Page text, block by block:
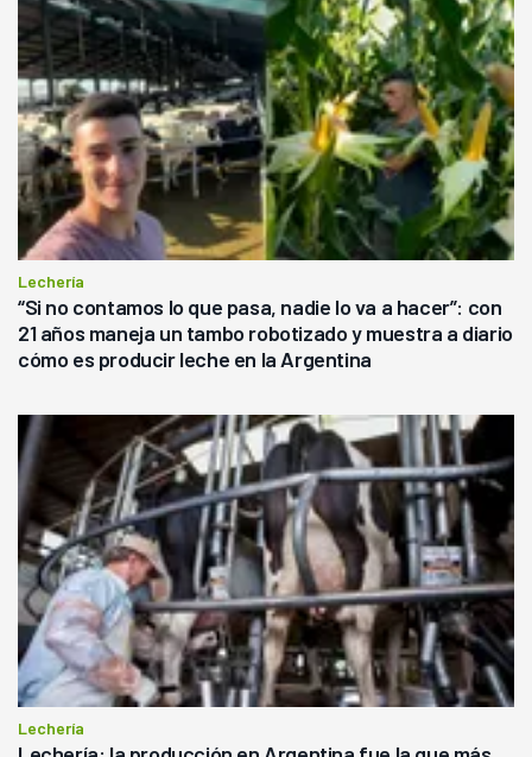
Lechería
“Si no contamos lo que pasa, nadie lo va a hacer”: con
21 años maneja un tambo robotizado y muestra a diario
cómo es producir leche en la Argentina
Lechería